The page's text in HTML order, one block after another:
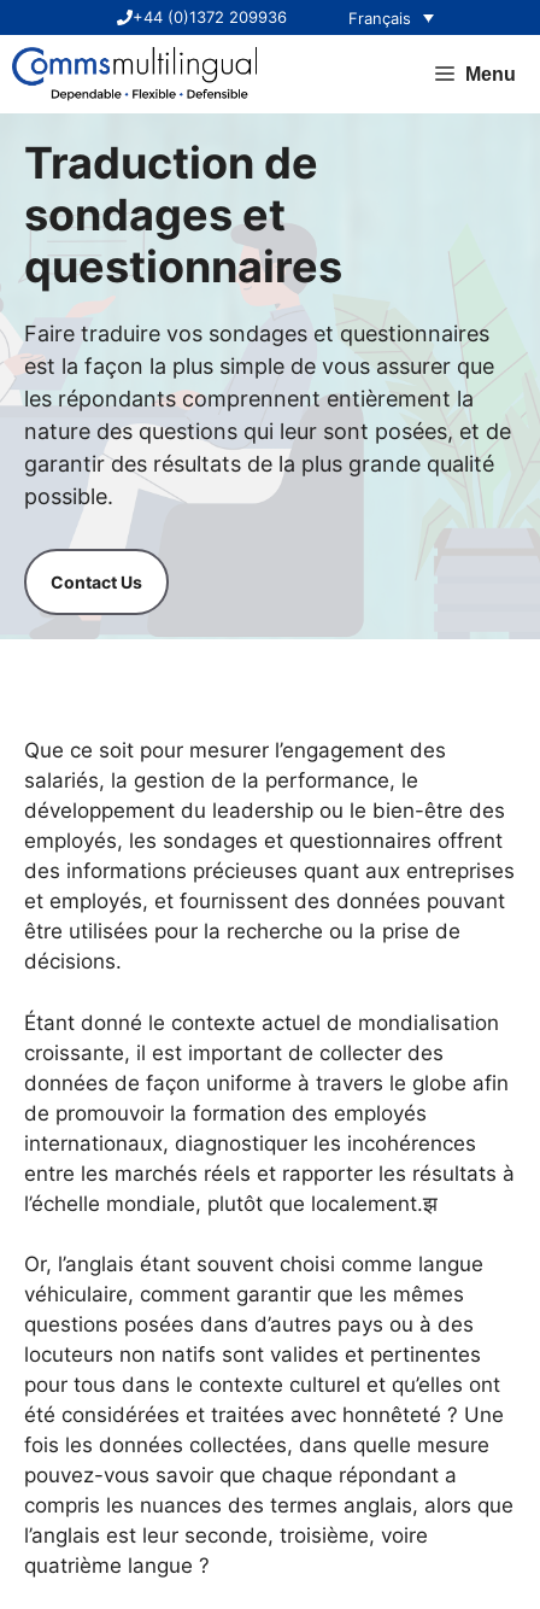
au
contenu
+44 (0)1372 209936 Français
Menu
Traduction de
sondages et
questionnaires
Faire traduire vos sondages et questionnaires
est la façon la plus simple de vous assurer que
les répondants comprennent entièrement la
nature des questions qui leur sont posées, et de
garantir des résultats de la plus grande qualité
possible.
Contact Us
Que ce soit pour mesurer l’engagement des
salariés, la gestion de la performance, le
développement du leadership ou le bien-être des
employés, les sondages et questionnaires offrent
des informations précieuses quant aux entreprises
et employés, et fournissent des données pouvant
être utilisées pour la recherche ou la prise de
décisions.
Étant donné le contexte actuel de mondialisation
croissante, il est important de collecter des
données de façon uniforme à travers le globe afin
de promouvoir la formation des employés
internationaux, diagnostiquer les incohérences
entre les marchés réels et rapporter les résultats à
l’échelle mondiale, plutôt que localement.झ
Or, l’anglais étant souvent choisi comme langue
véhiculaire, comment garantir que les mêmes
questions posées dans d’autres pays ou à des
locuteurs non natifs sont valides et pertinentes
pour tous dans le contexte culturel et qu’elles ont
été considérées et traitées avec honnêteté ? Une
fois les données collectées, dans quelle mesure
pouvez-vous savoir que chaque répondant a
compris les nuances des termes anglais, alors que
l’anglais est leur seconde, troisième, voire
quatrième langue ?